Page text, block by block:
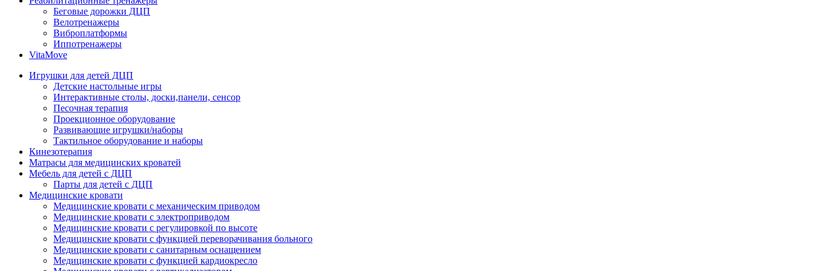
Беговые дорожки ДЦП
Велотренажеры
Виброплатформы
Иппотренажеры
VitaMove
Игрушки для детей ДЦП
Детские настольные игры
Интерактивные столы, доски,панели, сенсор
Песочная терапия
Проекционное оборудование
Развивающие игрушки/наборы
Тактильное оборудование и наборы
Кинезотерапия
Матрасы для медицинских кроватей
Мебель для детей с ДЦП
Парты для детей с ДЦП
Медицинские кровати
Медицинские кровати с механическим приводом
Медицинские кровати с электроприводом
Медицинские кровати с регулировкой по высоте
Медицинские кровати с функцией переворачивания больного
Медицинские кровати с санитарным оснащением
Медицинские кровати с функцией кардиокресло